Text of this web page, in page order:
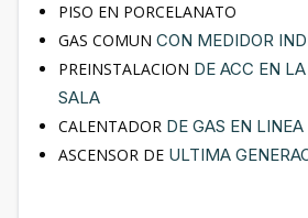
PISO EN PORCELANATO
GAS COMUN CON MEDIDOR
PREINSTALACION DE ACC EN
SALA
CALENTADOR DE GAS EN LINEA
ASCENSOR DE ULTIMA